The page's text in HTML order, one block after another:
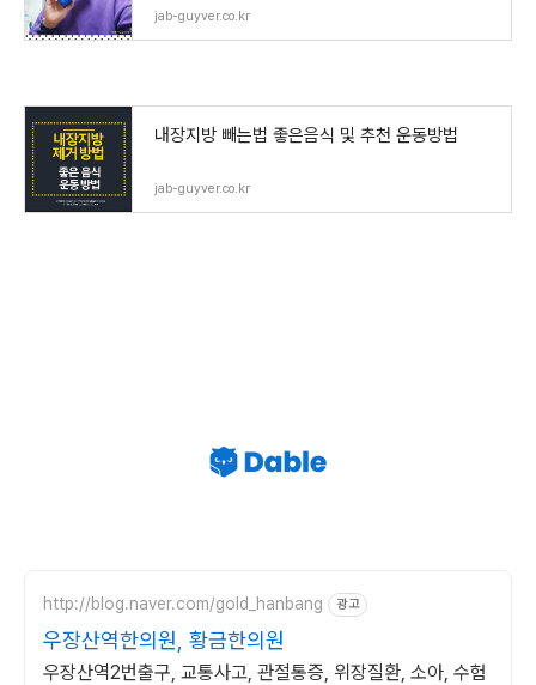
jab-guyver.co.kr
내장지방 빼는법 좋은음식 및 추천 운동방법
jab-guyver.co.kr
http://blog.naver.com/gold_hanbang 광고
우장산역한의원, 황금한의원
우장산역2번출구, 교통사고, 관절통증, 위장질환, 소아, 수험